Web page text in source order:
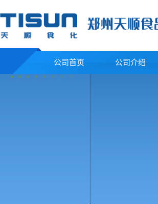
公司首页 公司介绍